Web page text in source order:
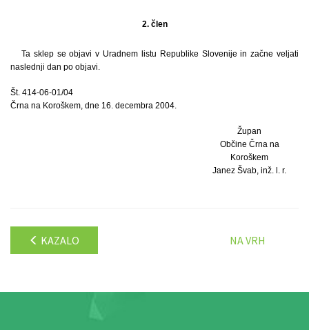
2. člen
Ta sklep se objavi v Uradnem listu Republike Slovenije in začne veljati
naslednji dan po objavi.
Št. 414-06-01/04
Črna na Koroškem, dne 16. decembra 2004.
Župan
Občine Črna na
Koroškem
Janez Švab, inž. l. r.
KAZALO NA VRH